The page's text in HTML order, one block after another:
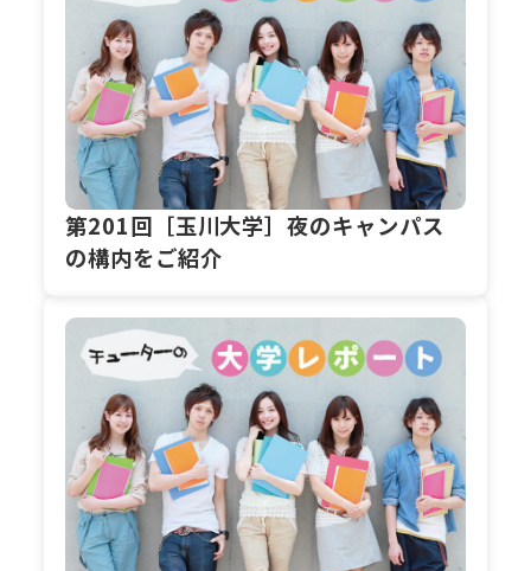
第201回［玉川大学］夜のキャンパス
の構内をご紹介